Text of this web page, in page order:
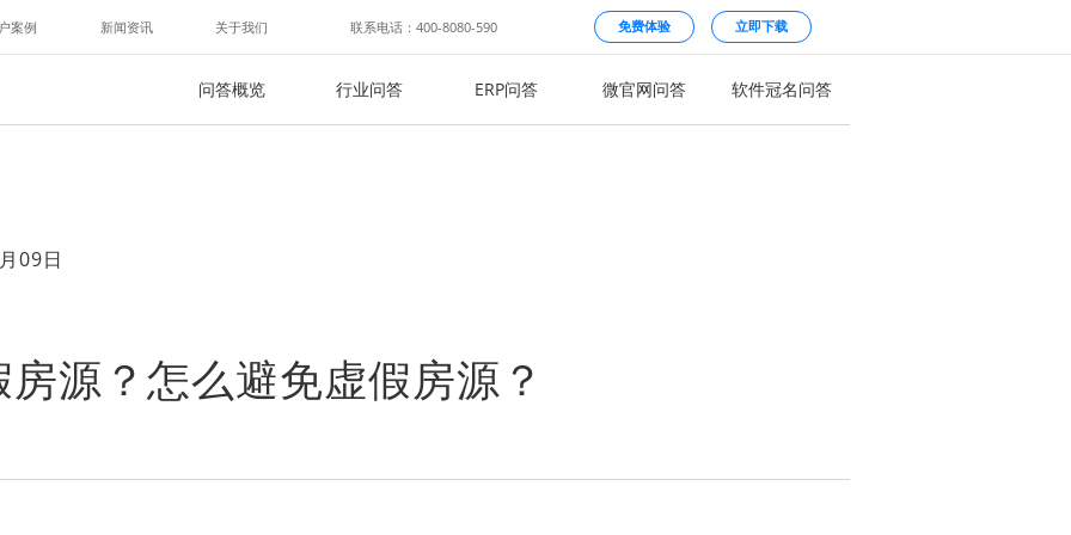
案例 新闻资讯 关于我们 联系电话：400-8080-590 免费体验 立即下载
问答概览 行业问答 ERP问答 微官网问答 软件冠名问答
09日
源？怎么避免虚假房源？